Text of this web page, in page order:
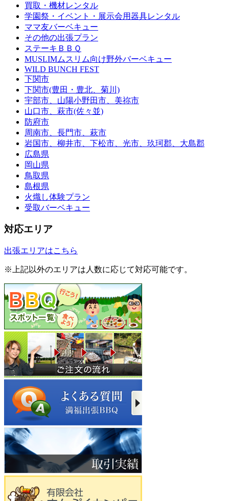
買取・機材レンタル
学園祭・イベント・展示会用器具レンタル
ママ友バーベキュー
その他の出張プラン
ステーキＢＢＱ
MUSLIMムスリム向け野外バーベキュー
WILD BUNCH FEST
下関市
下関市(豊田・豊北、菊川)
宇部市、山陽小野田市、美祢市
山口市、萩市(佐々並)
防府市
周南市、長門市、萩市
岩国市、柳井市、下松市、光市、玖珂郡、大島郡
広島県
岡山県
鳥取県
島根県
火熾し体験プラン
受取バーベキュー
対応エリア
出張エリアはこちら
※上記以外のエリアは人数に応じて対応可能です。